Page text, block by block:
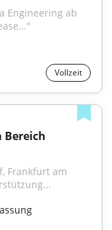
Engineering ab
Vollzeit
Frankfurt am